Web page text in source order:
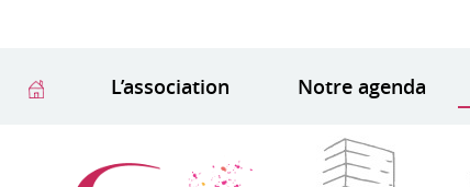
L’association Notre agenda